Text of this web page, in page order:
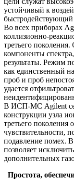
устойчивый к
быстродействующий
Во всех приборах
коллизионно-
третьего
компоненты
результаты. Режим
как единственный
проб и проб
удается
В ИСП-МС Agilent
конструкции узла
третьего
чувствительности,
подавление помех. В
позволяет
дополнительных
Простота,